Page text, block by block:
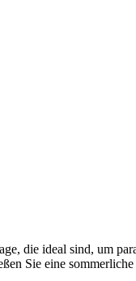
die ideal sind, um
Sie eine